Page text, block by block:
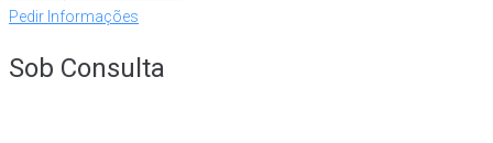
Pedir Informações
Sob Consulta